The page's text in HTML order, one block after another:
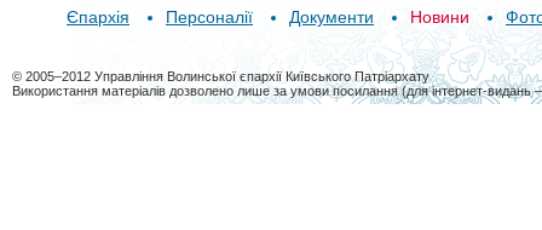
Єпархія Персоналії Документи Новини
© 2005–2012 Управління Волинської єпархії Київського Патріархату
Використання матеріалів дозволено лише за умови посилання (для інтернет-видань